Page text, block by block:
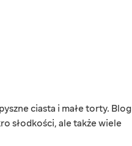
ciasta i małe torty. Blog
słodkości, ale także wiele